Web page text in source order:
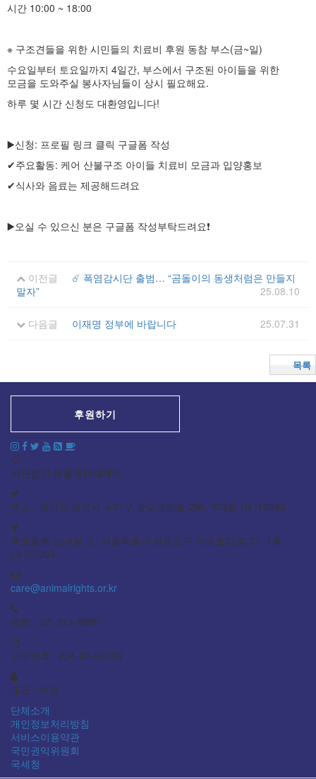
시간 10:00 ~ 18:00
※ 구조견들을 위한 시민들의 치료비 후원 동참 부스(금~일)
수요일부터 토요일까지 4일간, 부스에서 구조된 아이들을 위한
모금을 도와주실 봉사자님들이 상시 필요해요.
하루 몇 시간 신청도 대환영입니다!
▶️신청: 프로필 링크 클릭 구글폼 작성
✔주요활동: 케어 산불구조 아이들 치료비 모금과 입양홍보
✔식사와 음료는 제공해드려요
▶️오실 수 있으신 분은 구글폼 작성부탁드려요❗️
이전글
☄️ 폭염감시단 출범… “곰돌이의 동생처럼은 만들지
말자”
25.08.10
다음글 이재명 정부에 바랍니다 25.07.31
목록
후원하기
사단법인 동물권단체케어
주소: 경기도 용인시 수지구 광교중앙로 298, 903호 (우)16943
후원물품 보내실 곳: 서울특별시 영등포구 양평로22길 31, 1층
(우)07203
care@animalrights.or.kr
전화: 02) 313-8886
고유번호: 234-82-00138
대표 : 이찬
단체소개
개인정보처리방침
서비스이용약관
국민권익위원회
국세청